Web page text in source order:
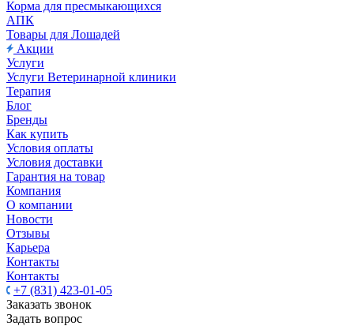
Корма для пресмыкающихся
АПК
Товары для Лошадей
Акции
Услуги
Услуги Ветеринарной клиники
Терапия
Блог
Бренды
Как купить
Условия оплаты
Условия доставки
Гарантия на товар
Компания
О компании
Новости
Отзывы
Карьера
Контакты
Контакты
+7 (831) 423-01-05
Заказать звонок
Задать вопрос